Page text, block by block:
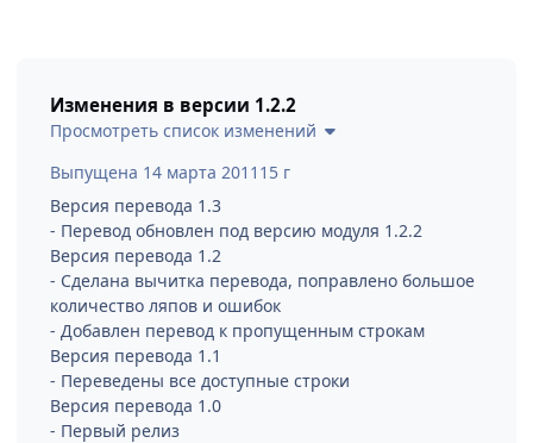
Изменения в версии 1.2.2
Просмотреть список изменений
Выпущена 14 марта 2011 15 г
Версия перевода 1.3
- Перевод обновлен под версию модуля 1.2.2
Версия перевода 1.2
- Сделана вычитка перевода, поправлено большое
количество ляпов и ошибок
- Добавлен перевод к пропущенным строкам
Версия перевода 1.1
- Переведены все доступные строки
Версия перевода 1.0
- Первый релиз